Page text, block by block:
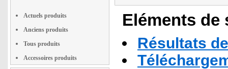
Actuels produits
Anciens produits
Tous produits
Accessoires produits
Eléments
Résultats